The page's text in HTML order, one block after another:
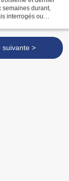
durant,
interrogés ou
suivante >